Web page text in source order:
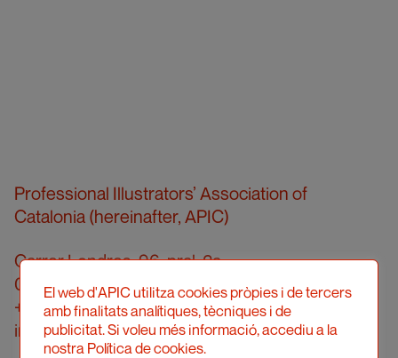
Professional Illustrators’ Association of
Catalonia (hereinafter, APIC)
Carrer Londres, 96, pral. 2a
08036 Barcelona
+34 934 161 474
info@apic.cat
El web d'APIC utilitza cookies pròpies i de tercers
amb finalitats analítiques, tècniques i de
publicitat. Si voleu més informació, accediu a la
nostra Política de cookies.